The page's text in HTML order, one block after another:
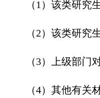
（1）该类研究
（2）该类研究
（3）上级部门
（4）其他有关